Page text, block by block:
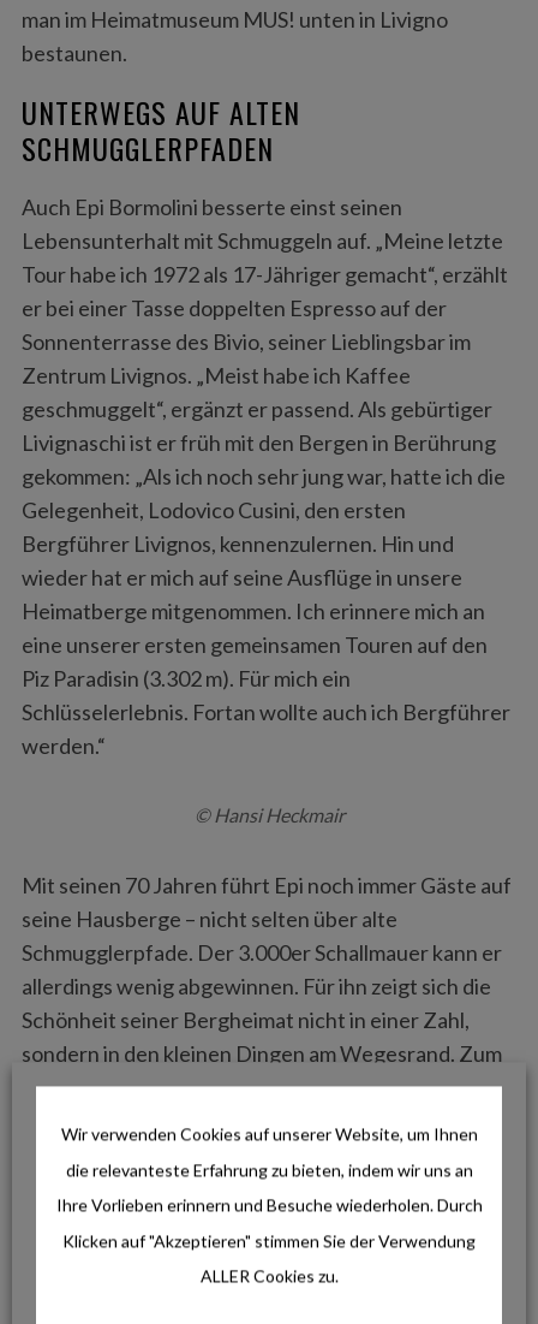
man im Heimatmuseum MUS! unten in Livigno
bestaunen.
UNTERWEGS AUF ALTEN
SCHMUGGLERPFADEN
Auch Epi Bormolini besserte einst seinen
Lebensunterhalt mit Schmuggeln auf. „Meine letzte
Tour habe ich 1972 als 17-Jähriger gemacht“, erzählt
er bei einer Tasse doppelten Espresso auf der
Sonnenterrasse des Bivio, seiner Lieblingsbar im
Zentrum Livignos. „Meist habe ich Kaffee
geschmuggelt“, ergänzt er passend. Als gebürtiger
Livignaschi ist er früh mit den Bergen in Berührung
gekommen: „Als ich noch sehr jung war, hatte ich die
Gelegenheit, Lodovico Cusini, den ersten
Bergführer Livignos, kennenzulernen. Hin und
wieder hat er mich auf seine Ausflüge in unsere
Heimatberge mitgenommen. Ich erinnere mich an
eine unserer ersten gemeinsamen Touren auf den
Piz Paradisin (3.302 m). Für mich ein
Schlüsselerlebnis. Fortan wollte auch ich Bergführer
werden.“
© Hansi Heckmair
Mit seinen 70 Jahren führt Epi noch immer Gäste auf
seine Hausberge – nicht selten über alte
Schmugglerpfade. Der 3.000er Schallmauer kann er
allerdings wenig abgewinnen. Für ihn zeigt sich die
Schönheit seiner Bergheimat nicht in einer Zahl,
sondern in den kleinen Dingen am Wegesrand. Zum
Beispiel in einer Pflanze, die nur in einem speziellen
von seiner Umgebung völlig unterscheidet. „Die
Natur ist fantastisch! Ich wollte immer mehr darüber
lernen und mein Wissen weitergeben“, philosophiert
Epi und grinst unter seinem mächtigen
a
c
f
:
Wir verwenden Cookies auf unserer Website, um Ihnen
die relevanteste Erfahrung zu bieten, indem wir uns an
Ihre Vorlieben erinnern und Besuche wiederholen. Durch
Klicken auf "Akzeptieren" stimmen Sie der Verwendung
ALLER Cookies zu.